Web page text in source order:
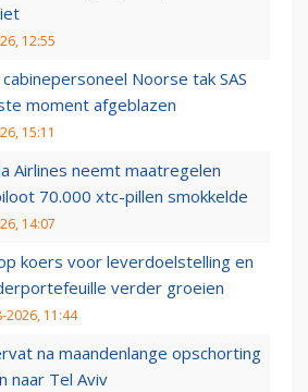
12:55
cabinepersoneel Noorse tak SAS
moment afgeblazen
15:11
Airlines neemt maatregelen
70.000 xtc-pillen smokkelde
14:07
koers voor leverdoelstelling en
verder groeien
2026, 11:44
na maandenlange opschorting
naar Tel Aviv